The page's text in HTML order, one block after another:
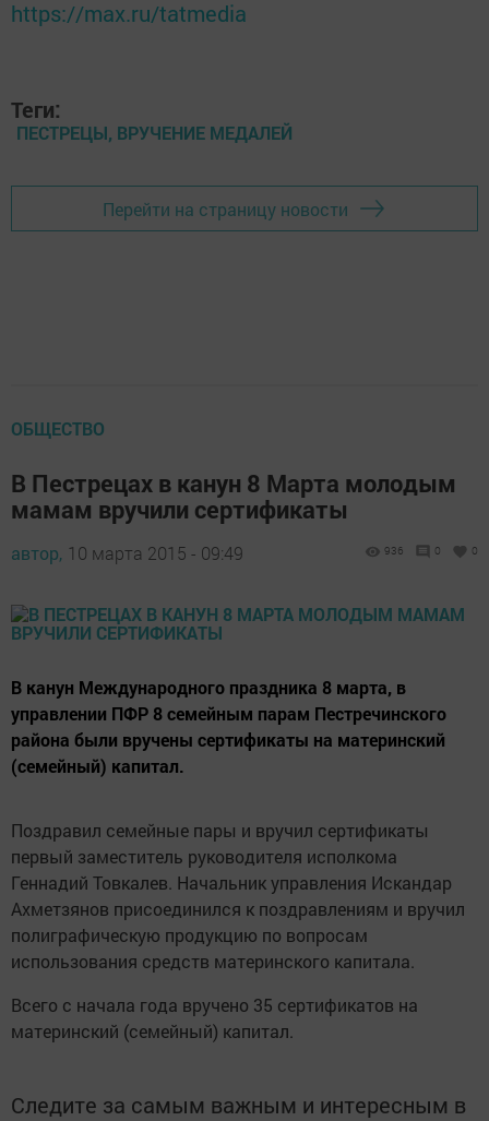
https://max.ru/tatmedia
Теги:
ПЕСТРЕЦЫ, ВРУЧЕНИЕ МЕДАЛЕЙ
Перейти на страницу новости
ОБЩЕСТВО
В Пестрецах в канун 8 Марта молодым
мамам вручили сертификаты
автор, 10 марта 2015 - 09:49 936 0 0
В канун Международного праздника 8 марта, в
управлении ПФР 8 семейным парам Пестречинского
района были вручены сертификаты на материнский
(семейный) капитал.
Поздравил семейные пары и вручил сертификаты
первый заместитель руководителя исполкома
Геннадий Товкалев. Начальник управления Искандар
Ахметзянов присоединился к поздравлениям и вручил
полиграфическую продукцию по вопросам
использования средств материнского капитала.
Всего с начала года вручено 35 сертификатов на
материнский (семейный) капитал.
Следите за самым важным и интересным в